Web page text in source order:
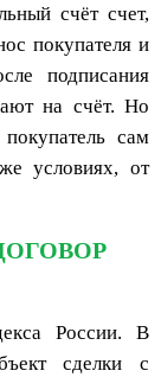
счёт счет,
покупателя и
подписания
на счёт. Но
сам
условиях, от
России. В
сделки с